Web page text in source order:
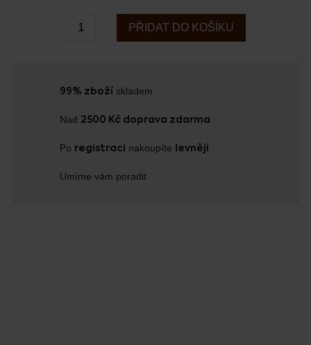
PŘIDAT DO KOŠÍKU
99% zbožískladem
Nad 2500 Kč doprava zdarma
Po registraci nakoupíte levněji
Umíme vám poradit